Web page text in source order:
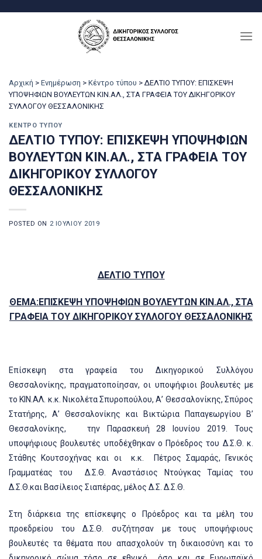
Αρχική > Ενημέρωση > Κέντρο τύπου > ΔΕΛΤΙΟ ΤΥΠΟΥ: ΕΠΙΣΚΕΨΗ
ΥΠΟΨΗΦΙΩΝ ΒΟΥΛΕΥΤΩΝ ΚΙΝ.ΑΛ., ΣΤΑ ΓΡΑΦΕΙΑ ΤΟΥ ΔΙΚΗΓΟΡΙΚΟΥ
ΣΥΛΛΟΓΟΥ ΘΕΣΣΑΛΟΝΙΚΗΣ
ΚΈΝΤΡΟ ΤΎΠΟΥ
ΔΕΛΤΙΟ ΤΥΠΟΥ: ΕΠΙΣΚΕΨΗ ΥΠΟΨΗΦΙΩΝ
ΒΟΥΛΕΥΤΩΝ ΚΙΝ.ΑΛ., ΣΤΑ ΓΡΑΦΕΙΑ ΤΟΥ
ΔΙΚΗΓΟΡΙΚΟΥ ΣΥΛΛΟΓΟΥ
ΘΕΣΣΑΛΟΝΙΚΗΣ
POSTED ON 2 ΙΟΥΛΊΟΥ 2019
ΔΕΛΤΙΟ ΤΥΠΟΥ
ΘΕΜΑ:ΕΠΙΣΚΕΨΗ ΥΠΟΨΗΦΙΩΝ ΒΟΥΛΕΥΤΩΝ ΚΙΝ.ΑΛ., ΣΤΑ
ΓΡΑΦΕΙΑ ΤΟΥ ΔΙΚΗΓΟΡΙΚΟΥ ΣΥΛΛΟΓΟΥ ΘΕΣΣΑΛΟΝΙΚΗΣ
Επίσκεψη στα γραφεία του Δικηγορικού Συλλόγου
Θεσσαλονίκης, πραγματοποίησαν, οι υποψήφιοι βουλευτές με
το ΚΙΝ.ΑΛ. κ.κ. Νικολέτα Σπυροπούλου, Α’ Θεσσαλονίκης, Σπύρος
Στατήρης, Α’ Θεσσαλονίκης και Βικτώρια Παπαγεωργίου Β’
Θεσσαλονίκης,
την Παρασκευή 28 Ιουνίου 2019. Τους
υποψήφιους βουλευτές υποδέχθηκαν ο Πρόεδρος του Δ.Σ.Θ. κ.
Στάθης Κουτσοχήνας και οι
κ.κ.
Πέτρος Σαμαράς, Γενικός
Γραμματέας του
Δ.Σ.Θ. Αναστάσιος Ντούγκας Ταμίας του
Δ.Σ.Θ.και Βασίλειος Σιαπέρας, μέλος Δ.Σ. Δ.Σ.Θ.
Στη διάρκεια της επίσκεψης ο Πρόεδρος και τα μέλη του
προεδρείου του Δ.Σ.Θ. συζήτησαν με τους υποψήφιους
βουλευτές τα θέματα που απασχολούν τη δικαιοσύνη και το